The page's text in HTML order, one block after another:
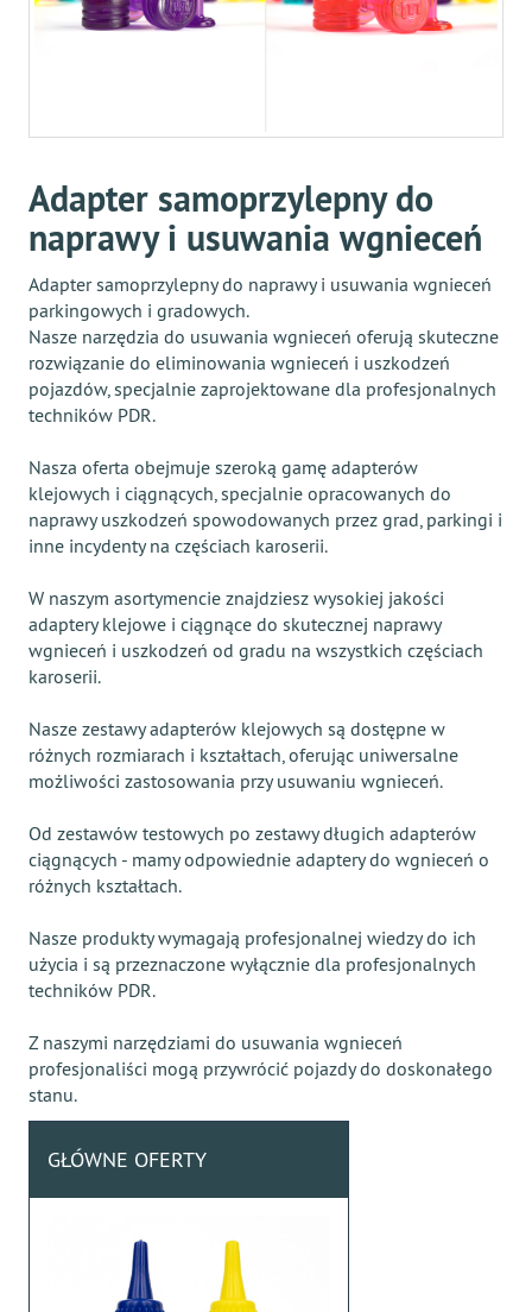
Adapter samoprzylepny do
naprawy i usuwania wgnieceń
Adapter samoprzylepny do naprawy i usuwania wgnieceń
parkingowych i gradowych.
Nasze narzędzia do usuwania wgnieceń oferują skuteczne
rozwiązanie do eliminowania wgnieceń i uszkodzeń
pojazdów, specjalnie zaprojektowane dla profesjonalnych
techników PDR.
Nasza oferta obejmuje szeroką gamę adapterów
klejowych i ciągnących, specjalnie opracowanych do
naprawy uszkodzeń spowodowanych przez grad, parkingi i
inne incydenty na częściach karoserii.
W naszym asortymencie znajdziesz wysokiej jakości
adaptery klejowe i ciągnące do skutecznej naprawy
wgnieceń i uszkodzeń od gradu na wszystkich częściach
karoserii.
Nasze zestawy adapterów klejowych są dostępne w
różnych rozmiarach i kształtach, oferując uniwersalne
możliwości zastosowania przy usuwaniu wgnieceń.
Od zestawów testowych po zestawy długich adapterów
ciągnących - mamy odpowiednie adaptery do wgnieceń o
różnych kształtach.
Nasze produkty wymagają profesjonalnej wiedzy do ich
użycia i są przeznaczone wyłącznie dla profesjonalnych
techników PDR.
Z naszymi narzędziami do usuwania wgnieceń
profesjonaliści mogą przywrócić pojazdy do doskonałego
stanu.
GŁÓWNE OFERTY